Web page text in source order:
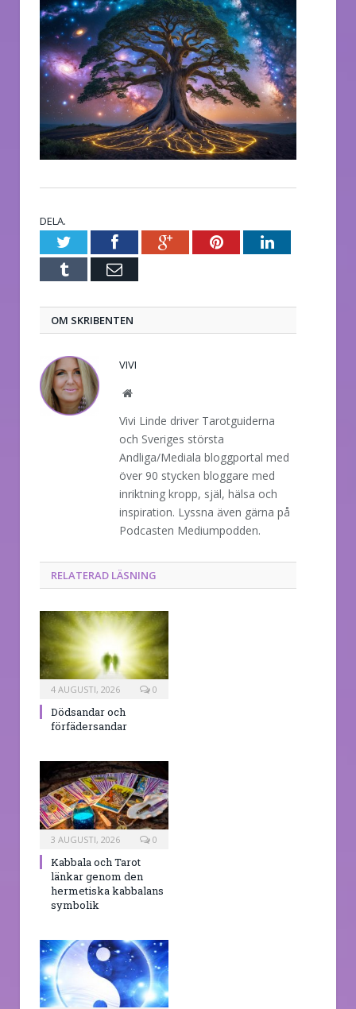
DELA.
TwitterFacebookGoogle+PinterestLinkedIn
Tumblr E-
OM SKRIBENTEN
VIVI
Website
Vivi Linde driver Tarotguiderna
och Sveriges största
Andliga/Mediala bloggportal med
över 90 stycken bloggare med
inriktning kropp, själ, hälsa och
inspiration. Lyssna även gärna på
Podcasten Mediumpodden.
RELATERAD LÄSNING
4 AUGUSTI, 2026 0
Dödsandar och
förfädersandar
3 AUGUSTI, 2026 0
Kabbala och Tarot
länkar genom den
hermetiska kabbalans
symbolik